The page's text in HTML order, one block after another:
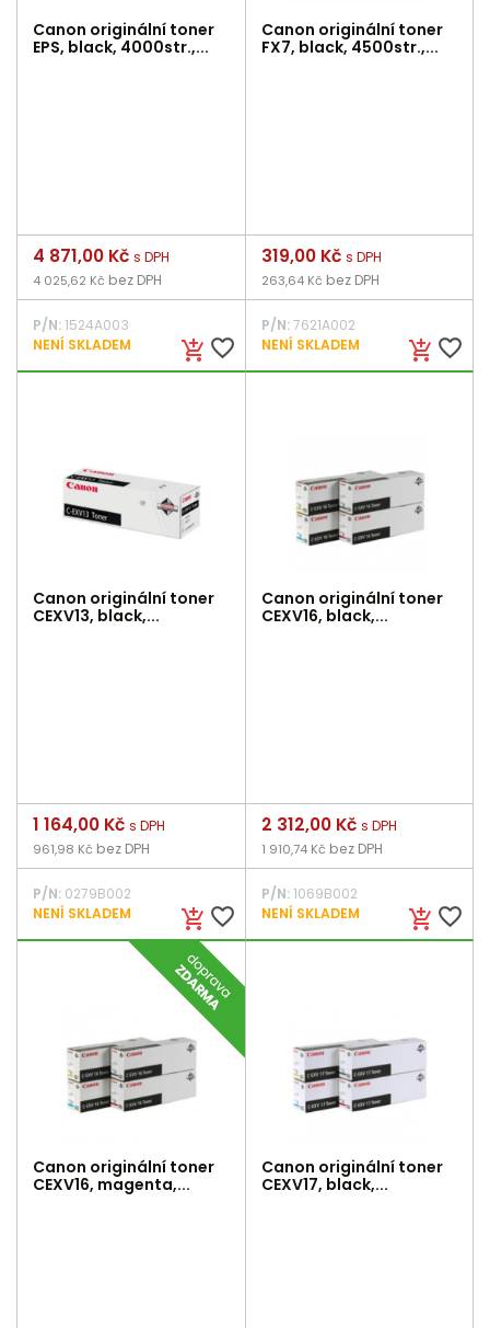
Canon originální toner
EPS, black, 4000str.,...
add_shopping_cart favorite_border
Cena
4 871,00 Kč s DPH
4 025,62 Kč bez DPH
P/N: 1524A003
NENÍ SKLADEM
Canon originální toner
FX7, black, 4500str.,...
add_shopping_cart favorite_border
Cena
319,00 Kč s DPH
263,64 Kč bez DPH
P/N:7621A002
NENÍ SKLADEM
Canon originální toner
CEXV13, black,...
add_shopping_cart favorite_border
Cena
1 164,00 Kč s DPH
961,98 Kč bez DPH
P/N: 0279B002
NENÍ SKLADEM
Canon originální toner
CEXV16, black,...
add_shopping_cart favorite_border
Cena
2 312,00 Kč s DPH
1 910,74 Kč bez DPH
P/N:1069B002
NENÍ SKLADEM
Canon originální toner
CEXV16, magenta,...
Canon originální toner
CEXV17, black,...